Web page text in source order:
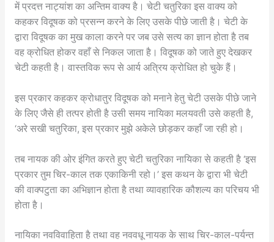
में प्रदत्त नाट्यांश का अन्तिम वाक्य है। चेटी चतुरिका इस वाक्य को
कहकर विदूषक को प्रसन्न करने के लिए उसके पीछे जाती है। चेटी के
द्वारा विदूषक का मुख काला करने पर जब उसे सत्य का ज्ञान होता है तब
वह क्रोधित होकर वहाँ से निकल जाता है। विदूषक को जाते हुए देखकर
चेटी कहती है। वास्तविक रूप से आर्य अत्रिय क्रोधित हो चुके हैं।
इस प्रकार कहकर क्रोधातुर विदूषक को मनाने हेतु चेटी उसके पीछे जाने
के लिए जैसे ही तत्पर होती है उसी समय नायिका मलयवती उसे कहती है,
‘अरे सखी चतुरिका, इस प्रकार मुझे अकेले छोड़कर कहाँ जा रही हो।
तब नायक की ओर इंगित करते हुए चेटी चतुरिका नायिका से कहती है ‘इस
प्रकार तुम चिर-काल तक एकाकिनी रहो।’ इस कथन के द्वारा भी चेटी
की वाक्पटुता का अभिज्ञान होता है तथा व्यावहारिक कौशल्य का परिचय भी
होता है।
नायिका नवविवाहिता है तथा वह नववधू नायक के साथ चिर-काल-पर्यन्त